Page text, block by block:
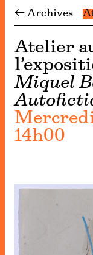
← Archives
Atelier
Miquel
14h00